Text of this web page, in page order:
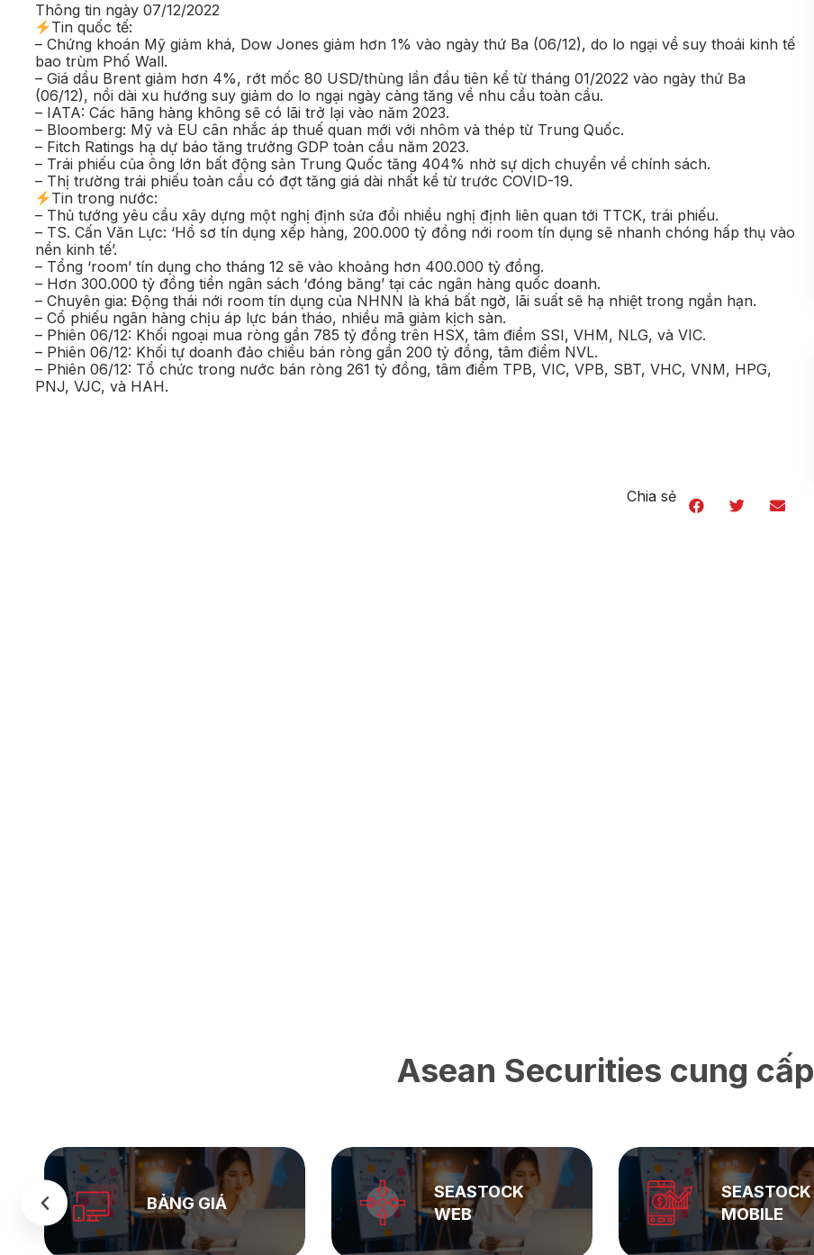
Thông tin ngày 07/12/2022
Tin quốc tế:
– Chứng khoán Mỹ giảm khá, Dow Jones giảm hơn 1% vào ngày thứ Ba (06/12), do lo ngại về suy thoái kinh tế
bao trùm Phố Wall.
– Giá dầu Brent giảm hơn 4%, rớt mốc 80 USD/thùng lần đầu tiên kể từ tháng 01/2022 vào ngày thứ Ba
(06/12), nồi dài xu hướng suy giảm do lo ngại ngày càng tăng về nhu cầu toàn cầu.
– IATA: Các hãng hàng không sẽ có lãi trở lại vào năm 2023.
– Bloomberg: Mỹ và EU cân nhắc áp thuế quan mới với nhôm và thép từ Trung Quốc.
– Fitch Ratings hạ dự báo tăng trưởng GDP toàn cầu năm 2023.
– Trái phiếu của ông lớn bất động sản Trung Quốc tăng 404% nhờ sự dịch chuyển về chính sách.
– Thị trường trái phiếu toàn cầu có đợt tăng giá dài nhất kể từ trước COVID-19.
Tin trong nước:
– Thủ tướng yêu cầu xây dựng một nghị định sửa đổi nhiều nghị định liên quan tới TTCK, trái phiếu.
– TS. Cấn Văn Lực: ‘Hồ sơ tín dụng xếp hàng, 200.000 tỷ đồng nới room tín dụng sẽ nhanh chóng hấp thụ vào
nền kinh tế’.
– Tổng ‘room’ tín dụng cho tháng 12 sẽ vào khoảng hơn 400.000 tỷ đồng.
– Hơn 300.000 tỷ đồng tiền ngân sách ‘đóng băng’ tại các ngân hàng quốc doanh.
– Chuyên gia: Động thái nới room tín dụng của NHNN là khá bất ngờ, lãi suất sẽ hạ nhiệt trong ngắn hạn.
– Cổ phiếu ngân hàng chịu áp lực bán tháo, nhiều mã giảm kịch sàn.
– Phiên 06/12: Khối ngoại mua ròng gần 785 tỷ đồng trên HSX, tâm điểm SSI, VHM, NLG, và VIC.
– Phiên 06/12: Khối tự doanh đảo chiều bán ròng gần 200 tỷ đồng, tâm điểm NVL.
– Phiên 06/12: Tổ chức trong nước bán ròng 261 tỷ đồng, tâm điểm TPB, VIC, VPB, SBT, VHC, VNM, HPG,
PNJ, VJC, và HAH.
Chia sẻ
Asean Securities cung cấp
SEASTOCK
WEB
SEASTOCK
MOBILE
ASEAN
PRIVATE